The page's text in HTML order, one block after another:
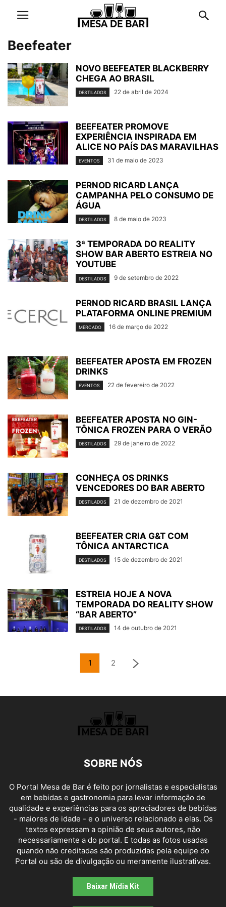
Beefeater
NOVO BEEFEATER BLACKBERRY
CHEGA AO BRASIL
DESTILADOS 22 de abril de 2024
BEEFEATER PROMOVE
EXPERIÊNCIA INSPIRADA EM
ALICE NO PAÍS DAS MARAVILHAS
EVENTOS 31 de maio de 2023
PERNOD RICARD LANÇA
CAMPANHA PELO CONSUMO DE
ÁGUA
DESTILADOS 8 de maio de 2023
3ª TEMPORADA DO REALITY
SHOW BAR ABERTO ESTREIA NO
YOUTUBE
DESTILADOS 9 de setembro de 2022
PERNOD RICARD BRASIL LANÇA
PLATAFORMA ONLINE PREMIUM
MERCADO 16 de março de 2022
BEEFEATER APOSTA EM FROZEN
DRINKS
EVENTOS 22 de fevereiro de 2022
BEEFEATER APOSTA NO GIN-
TÔNICA FROZEN PARA O VERÃO
DESTILADOS 29 de janeiro de 2022
CONHEÇA OS DRINKS
VENCEDORES DO BAR ABERTO
DESTILADOS 21 de dezembro de 2021
BEEFEATER CRIA G&T COM
TÔNICA ANTARCTICA
DESTILADOS 15 de dezembro de 2021
ESTREIA HOJE A NOVA
TEMPORADA DO REALITY SHOW
“BAR ABERTO”
DESTILADOS 14 de outubro de 2021
1 2
SOBRE NÓS
O Portal Mesa de Bar é feito por jornalistas e especialistas
em bebidas e gastronomia para levar informação de
qualidade e experiências para os apreciadores de bebidas
- maiores de idade - e o universo relacionado a elas. Os
textos expressam a opinião de seus autores, não
necessariamente a do portal. E todas as fotos usadas
quando não creditadas são produzidas pela equipe do
Portal ou são de divulgação ou meramente ilustrativas.
Baixar Mídia Kit